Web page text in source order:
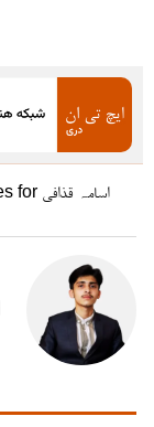
Archives for اسامہ قذافی